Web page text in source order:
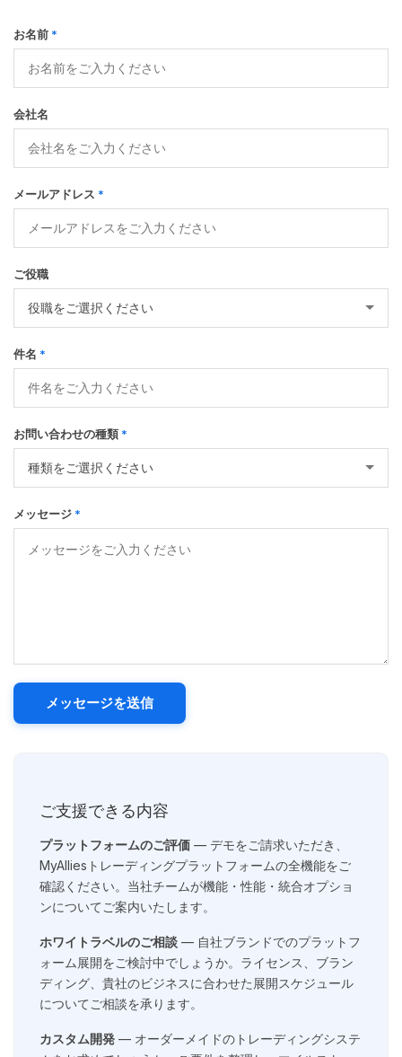
お名前 *
会社名
メールアドレス *
ご役職
件名 *
お問い合わせの種類 *
メッセージ *
メッセージを送信
ご支援できる内容
プラットフォームのご評価 — デモをご請求いただき、
MyAlliesトレーディングプラットフォームの全機能をご
確認ください。当社チームが機能・性能・統合オプショ
ンについてご案内いたします。
ホワイトラベルのご相談 — 自社ブランドでのプラットフ
ォーム展開をご検討中でしょうか。ライセンス、ブラン
ディング、貴社のビジネスに合わせた展開スケジュール
についてご相談を承ります。
カスタム開発 — オーダーメイドのトレーディングシステ